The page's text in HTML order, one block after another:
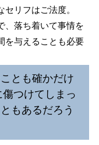
セリフはご法度。
、落ち着いて事情を
を与えることも必要
とも確かだけ
つけてしまっ
もあるだろう